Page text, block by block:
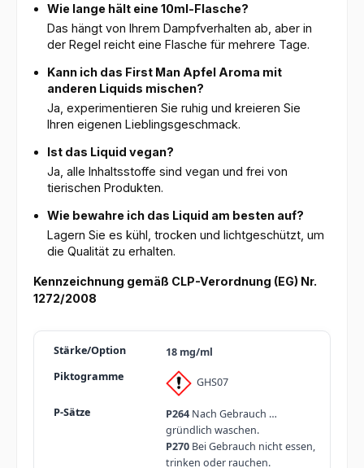
Wie lange hält eine 10ml-Flasche?
Das hängt von Ihrem Dampfverhalten ab, aber in
der Regel reicht eine Flasche für mehrere Tage.
Kann ich das First Man Apfel Aroma mit
anderen Liquids mischen?
Ja, experimentieren Sie ruhig und kreieren Sie
Ihren eigenen Lieblingsgeschmack.
Ist das Liquid vegan?
Ja, alle Inhaltsstoffe sind vegan und frei von
tierischen Produkten.
Wie bewahre ich das Liquid am besten auf?
Lagern Sie es kühl, trocken und lichtgeschützt, um
die Qualität zu erhalten.
Kennzeichnung gemäß CLP-Verordnung (EG) Nr.
1272/2008
18 mg/ml
GHS07
P264Nach Gebrauch …
gründlich waschen.
P270Bei Gebrauch nicht essen,
trinken oder rauchen.